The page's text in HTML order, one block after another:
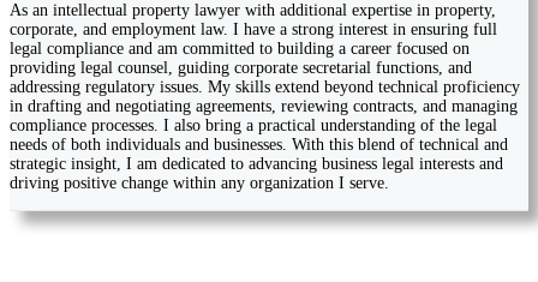
As an intellectual property lawyer with additional expertise in property,
corporate, and employment law. I have a strong interest in ensuring full
legal compliance and am committed to building a career focused on
providing legal counsel, guiding corporate secretarial functions, and
addressing regulatory issues. My skills extend beyond technical proficiency
in drafting and negotiating agreements, reviewing contracts, and managing
compliance processes. I also bring a practical understanding of the legal
needs of both individuals and businesses. With this blend of technical and
strategic insight, I am dedicated to advancing business legal interests and
driving positive change within any organization I serve.